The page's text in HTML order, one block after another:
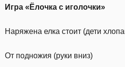
Игра «Ёлочка с иголочки»
Наряжена елка стоит (дети
От подножия (руки вниз)